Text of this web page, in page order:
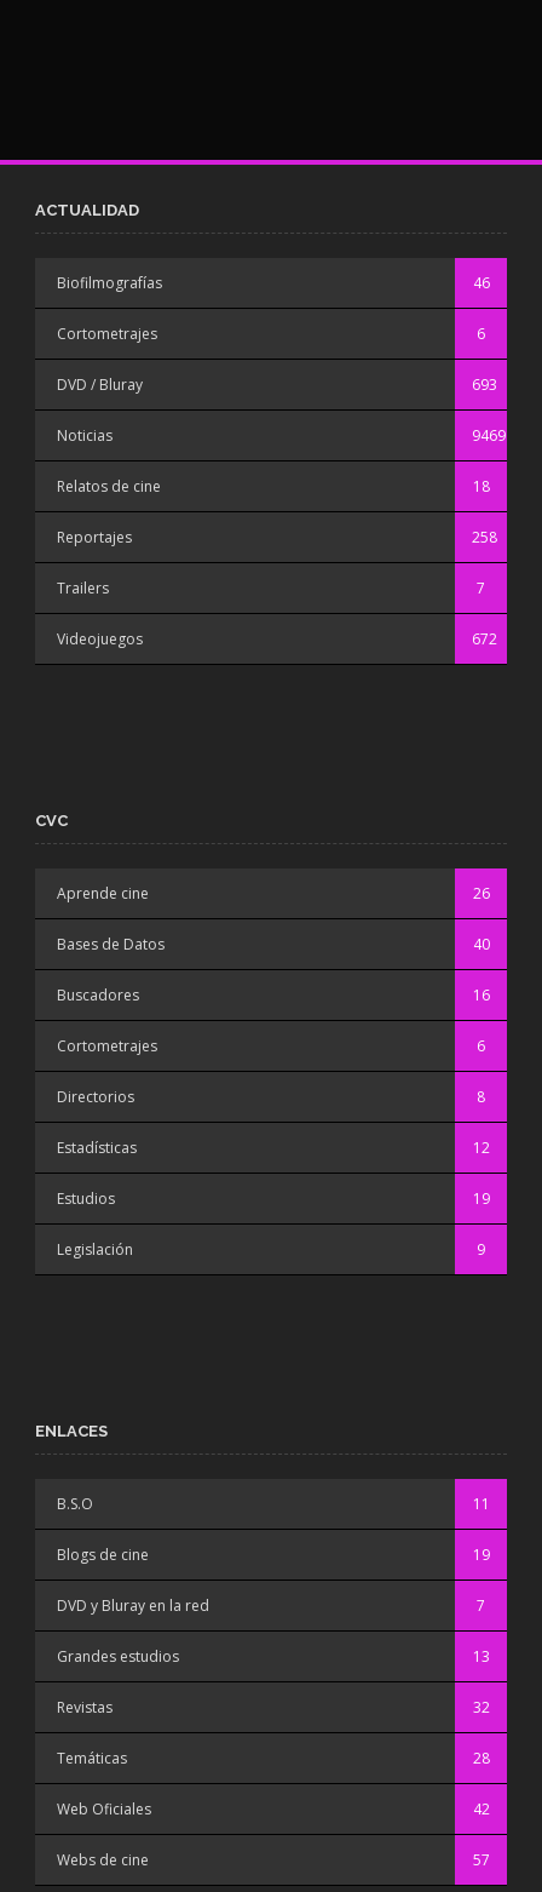
ACTUALIDAD
Biofilmografías 46
Cortometrajes 6
DVD / Bluray 693
Noticias 9469
Relatos de cine 18
Reportajes 258
Trailers 7
Videojuegos 672
CVC
Aprende cine 26
Bases de Datos 40
Buscadores 16
Cortometrajes 6
Directorios 8
Estadísticas 12
Estudios 19
Legislación 9
ENLACES
B.S.O 11
Blogs de cine 19
DVD y Bluray en la red 7
Grandes estudios 13
Revistas 32
Temáticas 28
Web Oficiales 42
Webs de cine 57